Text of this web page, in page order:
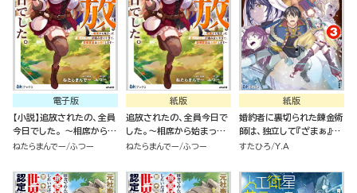
電子版
【小説】追放されたの、全員
今日でした。 ～相席から始
まった仮パーティーが噛み
断りします～
ねたらまんでー ふつー
紙版
追放されたの、全員今日で
した。～相席から始まった
仮パーティーが噛み合いす
ます～
ねたらまんでー ふつー
紙版
婚約者に裏切られた錬金術
師は、独立して『ざまぁ』し
ます（３）
すたひろ Y.A